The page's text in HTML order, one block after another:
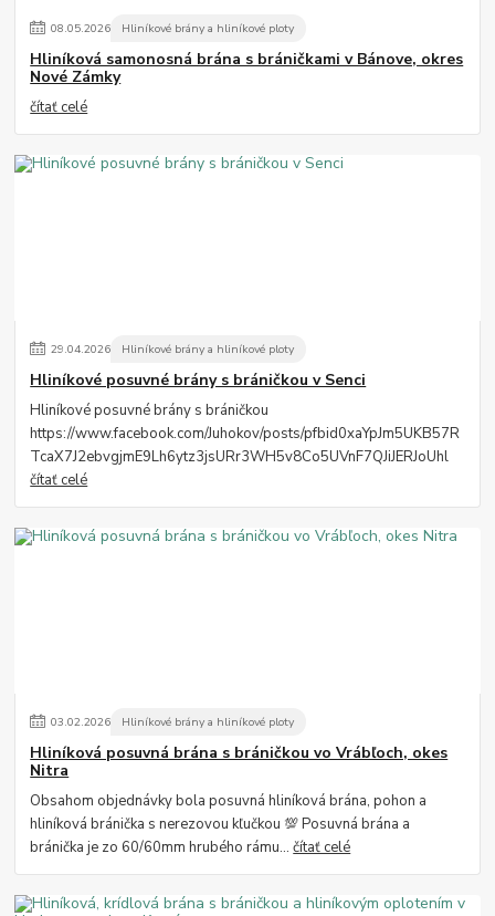
08.05.2026 Hliníkové brány a hliníkové ploty
Hliníková samonosná brána s bráničkami v Bánove, okres
Nové Zámky
čítať celé
29.04.2026 Hliníkové brány a hliníkové ploty
Hliníkové posuvné brány s bráničkou v Senci
Hliníkové posuvné brány s bráničkou
https://www.facebook.com/Juhokov/posts/pfbid0xaYpJm5UKB57R
TcaX7J2ebvgjmE9Lh6ytz3jsURr3WH5v8Co5UVnF7QJiJERJoUhl
čítať celé
03.02.2026 Hliníkové brány a hliníkové ploty
Hliníková posuvná brána s bráničkou vo Vrábľoch, okes
Nitra
Obsahom objednávky bola posuvná hliníková brána, pohon a
hliníková bránička s nerezovou kľučkou 💯 Posuvná brána a
bránička je zo 60/60mm hrubého rámu...čítať celé